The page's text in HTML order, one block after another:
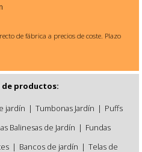
de fábrica a precios de coste. Plazo
de productos:
jardín | Tumbonas Jardín | Puffs
Balinesas de Jardín | Fundas
| Bancos de jardín | Telas de